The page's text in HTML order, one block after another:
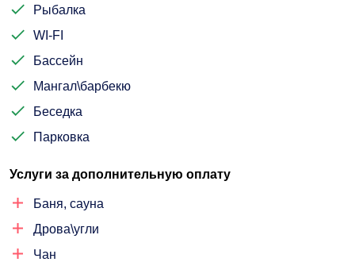
Рыбалка
WI-FI
Бассейн
Мангал\барбекю
Беседка
Парковка
Услуги за дополнительную оплату
Баня, сауна
Дрова\угли
Чан